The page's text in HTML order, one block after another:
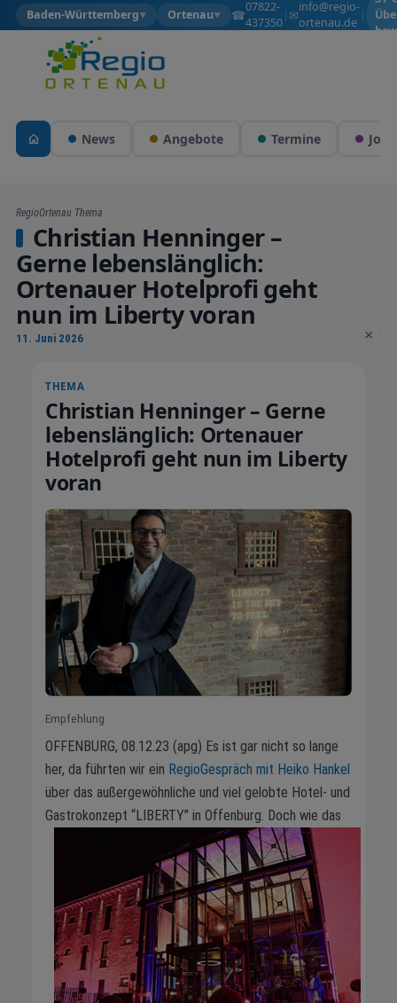
Baden-Württemberg▼ Ortenau▼ ☎07822-
437350
| ✉info@regio-
ortenau.de
|
News Angebote Termine Jobs
RegioOrtenau Thema
Christian Henninger –
Gerne lebenslänglich:
Ortenauer Hotelprofi geht
nun im Liberty voran
11. Juni 2026 ×
THEMA
Christian Henninger – Gerne
lebenslänglich: Ortenauer
Hotelprofi geht nun im Liberty
voran
Empfehlung
OFFENBURG, 08.12.23 (apg) Es ist gar nicht so lange
her, da führten wir ein RegioGespräch mit Heiko Hankel
über das außergewöhnliche und viel gelobte Hotel- und
Gastrokonzept “LIBERTY” in Offenburg. Doch wie das